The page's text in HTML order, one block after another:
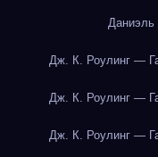
Дж. К. Роулинг —
Дж. К. Роулинг —
Дж. К. Роулинг —